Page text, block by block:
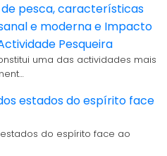
de pesca, características
e moderna e Impacto
Pesqueira
uma das actividades mais
estados do espírito face
do espírito face ao